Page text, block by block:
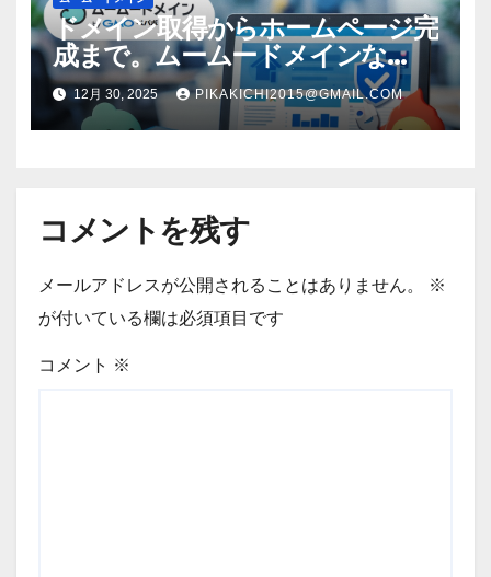
ドメイン取得からホームページ完
成まで。ムームードメインな
ら“全部まとめて”安心スタート
12月 30, 2025 PIKAKICHI2015@GMAIL.COM
コメントを残す
メールアドレスが公開されることはありません。
※
が付いている欄は必須項目です
コメント ※